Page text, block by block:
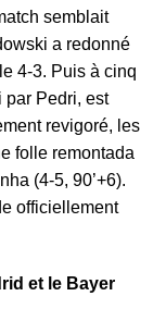
semblait
a redonné
4-3. Puis à cinq
par Pedri, est
revigoré, les
folle remontada
(4-5, 90’+6).
officiellement
et le Bayer